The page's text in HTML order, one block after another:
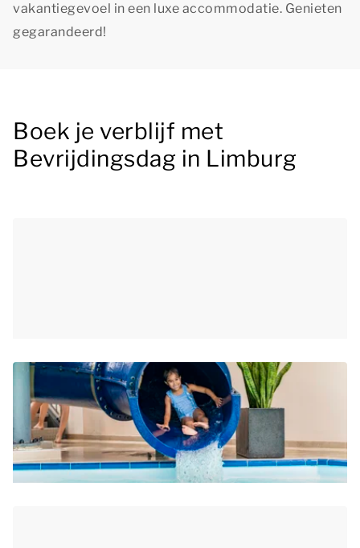
vakantiegevoel in een luxe accommodatie. Genieten
gegarandeerd!
Boek je verblijf met
Bevrijdingsdag in Limburg